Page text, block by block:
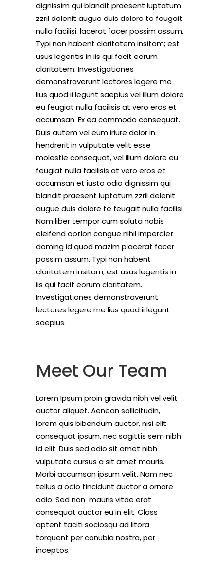
dignissim qui blandit praesent luptatum
zzril delenit augue duis dolore te feugait
nulla facilisi. lacerat facer possim assum.
Typi non habent claritatem insitam; est
usus legentis in iis qui facit eorum
claritatem. Investigationes
demonstraverunt lectores legere me
lius quod ii legunt saepius vel illum dolore
eu feugiat nulla facilisis at vero eros et
accumsan. Ex ea commodo consequat.
Duis autem vel eum iriure dolor in
hendrerit in vulputate velit esse
molestie consequat, vel illum dolore eu
feugiat nulla facilisis at vero eros et
accumsan et iusto odio dignissim qui
blandit praesent luptatum zzril delenit
augue duis dolore te feugait nulla facilisi.
Nam liber tempor cum soluta nobis
eleifend option congue nihil imperdiet
doming id quod mazim placerat facer
possim assum. Typi non habent
claritatem insitam; est usus legentis in
iis qui facit eorum claritatem.
Investigationes demonstraverunt
lectores legere me lius quod ii legunt
saepius.
Meet Our Team
Lorem Ipsum proin gravida nibh vel velit
auctor aliquet. Aenean sollicitudin,
lorem quis bibendum auctor, nisi elit
consequat ipsum, nec sagittis sem nibh
id elit. Duis sed odio sit amet nibh
vulputate cursus a sit amet mauris.
Morbi accumsan ipsum velit. Nam nec
tellus a odio tincidunt auctor a ornare
odio. Sed non mauris vitae erat
consequat auctor eu in elit. Class
aptent taciti sociosqu ad litora
torquent per conubia nostra, per
inceptos.